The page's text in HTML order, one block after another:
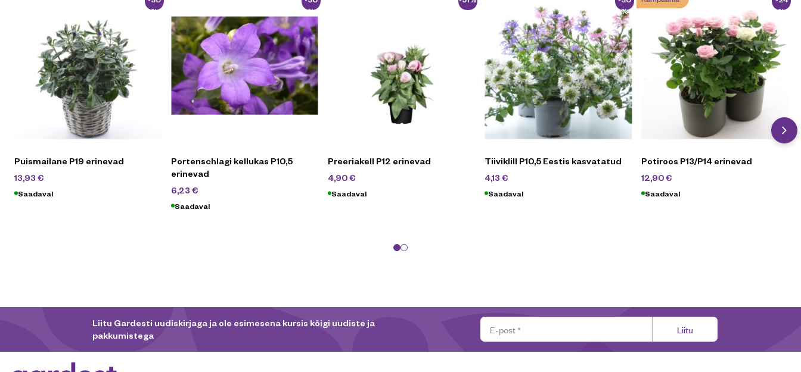
%
Puismailane P19 erinevad
13,93 €
Saadaval
%
Portenschlagi kellukas P10,5
erinevad
6,23 €
Saadaval
Preeriakell P12 erinevad
4,90€
Saadaval
%
Tiiviklill P10,5 Eestis kasvatatud
4,13 €
Saadaval
%
Potiroos P13/P14 erinevad
12,90€
Saadaval
Liitu Gardesti uudiskirjaga ja ole esimesena kursis kõigi uudiste ja
pakkumistega
Liitu